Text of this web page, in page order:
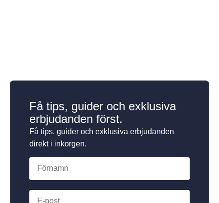
Få tips, guider och exklusiva
erbjudanden först.
Få tips, guider och exklusiva erbjudanden
direkt i inkorgen.